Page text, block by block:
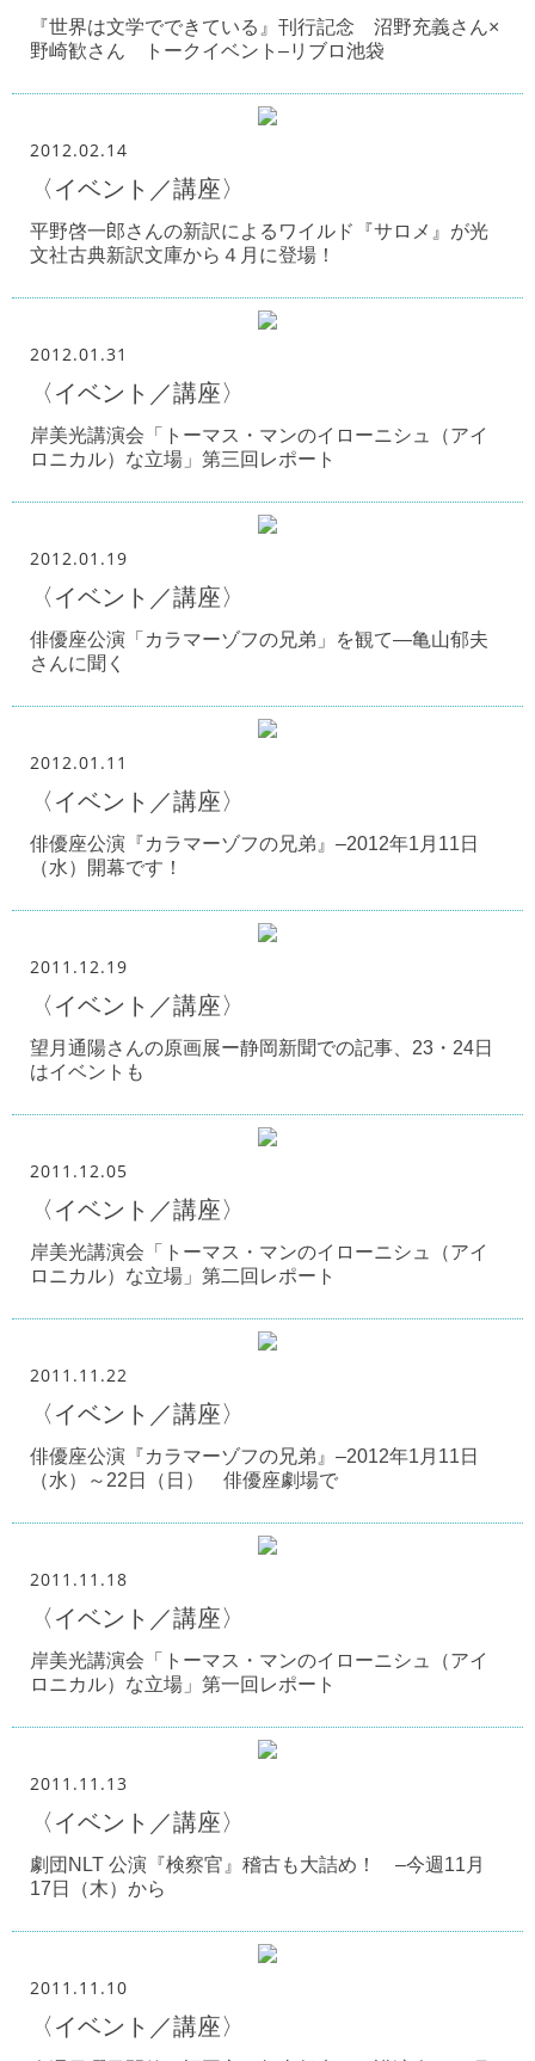
『世界は文学でできている』刊行記念 沼野充義さん×
野崎歓さん トークイベント–リブロ池袋
2012.02.14
〈イベント／講座〉
平野啓一郎さんの新訳によるワイルド『サロメ』が光
文社古典新訳文庫から４月に登場！
2012.01.31
〈イベント／講座〉
岸美光講演会「トーマス・マンのイローニシュ（アイ
ロニカル）な立場」第三回レポート
2012.01.19
〈イベント／講座〉
俳優座公演「カラマーゾフの兄弟」を観て―亀山郁夫
さんに聞く
2012.01.11
〈イベント／講座〉
俳優座公演『カラマーゾフの兄弟』–2012年1月11日
（水）開幕です！
2011.12.19
〈イベント／講座〉
望月通陽さんの原画展ー静岡新聞での記事、23・24日
はイベントも
2011.12.05
〈イベント／講座〉
岸美光講演会「トーマス・マンのイローニシュ（アイ
ロニカル）な立場」第二回レポート
2011.11.22
〈イベント／講座〉
俳優座公演『カラマーゾフの兄弟』–2012年1月11日
（水）～22日（日） 俳優座劇場で
2011.11.18
〈イベント／講座〉
岸美光講演会「トーマス・マンのイローニシュ（アイ
ロニカル）な立場」第一回レポート
2011.11.13
〈イベント／講座〉
劇団NLT 公演『検察官』稽古も大詰め！ –今週11月
17日（木）から
2011.11.10
〈イベント／講座〉